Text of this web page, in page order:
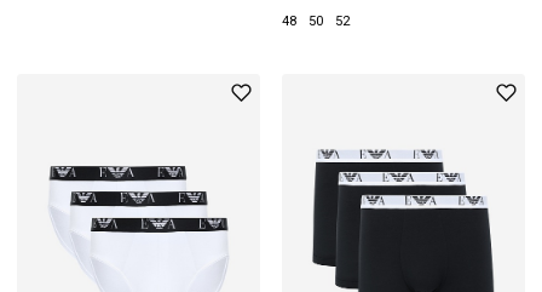
48 50 52